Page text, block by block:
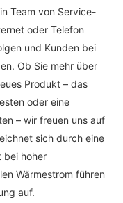
Team von Service-
oder Telefon
und Kunden bei
Ob Sie mehr über
Produkt – das
oder eine
– wir freuen uns auf
sich durch eine
bei hoher
Wärmestrom führen
auf.